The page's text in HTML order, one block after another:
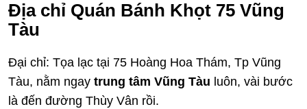
Địa chỉ Quán Bánh Khọt 75 Vũng
Tàu
Đại chỉ: Tọa lạc tại 75 Hoàng Hoa Thám, Tp Vũng
Tàu, nằm ngay trung tâm Vũng Tàu luôn, vài bước
là đến đường Thùy Vân rồi.